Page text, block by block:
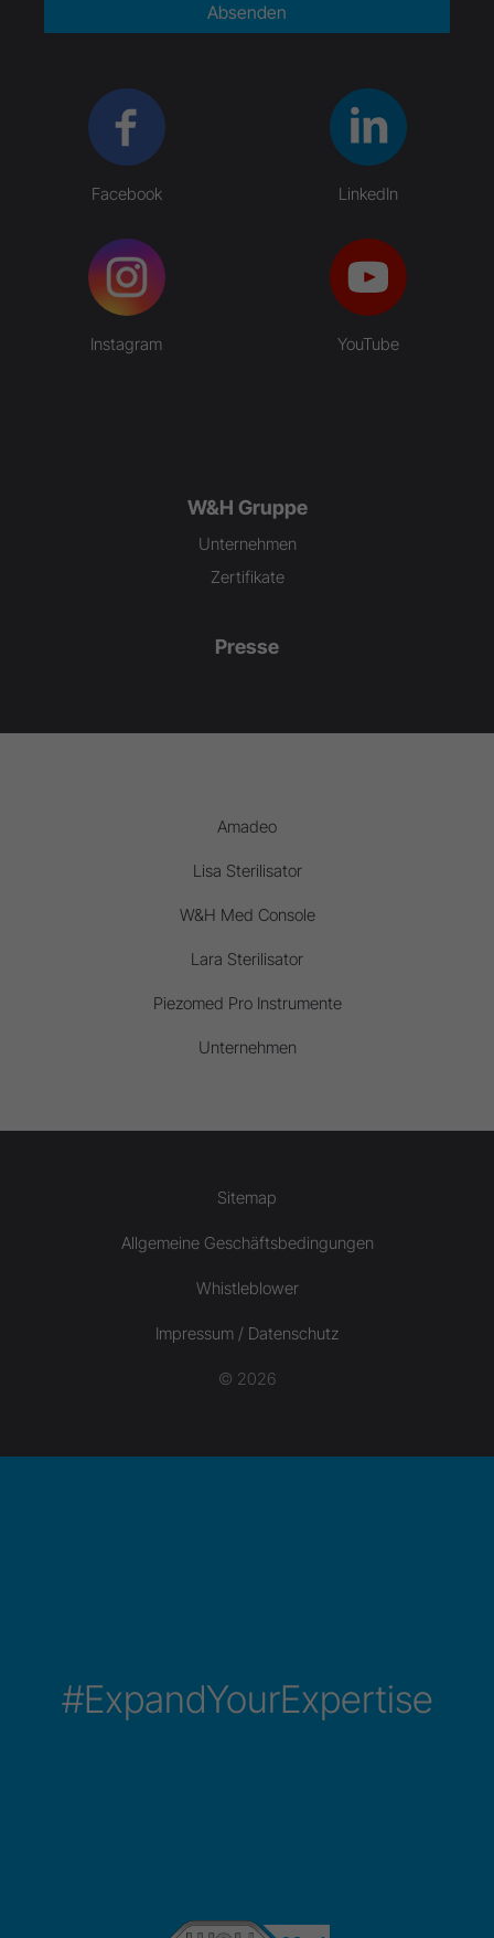
Absenden
Facebook LinkedIn
Instagram YouTube
W&H Gruppe
Unternehmen
Zertifikate
Presse
Amadeo
Lisa Sterilisator
W&H Med Console
Lara Sterilisator
Piezomed Pro Instrumente
Unternehmen
Sitemap
Allgemeine Geschäftsbedingungen
Whistleblower
Impressum / Datenschutz
© 2026
#ExpandYourExpertise